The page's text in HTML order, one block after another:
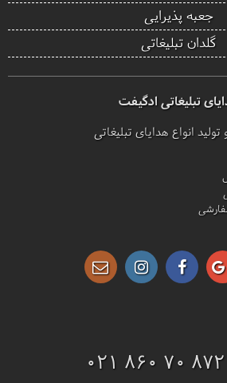
جعبه پذیرایی
گلدان تبلیغاتی
تبلیغاتی ادگیفت
تولید انواع هدایای تبلیغاتی
021 860 70 872